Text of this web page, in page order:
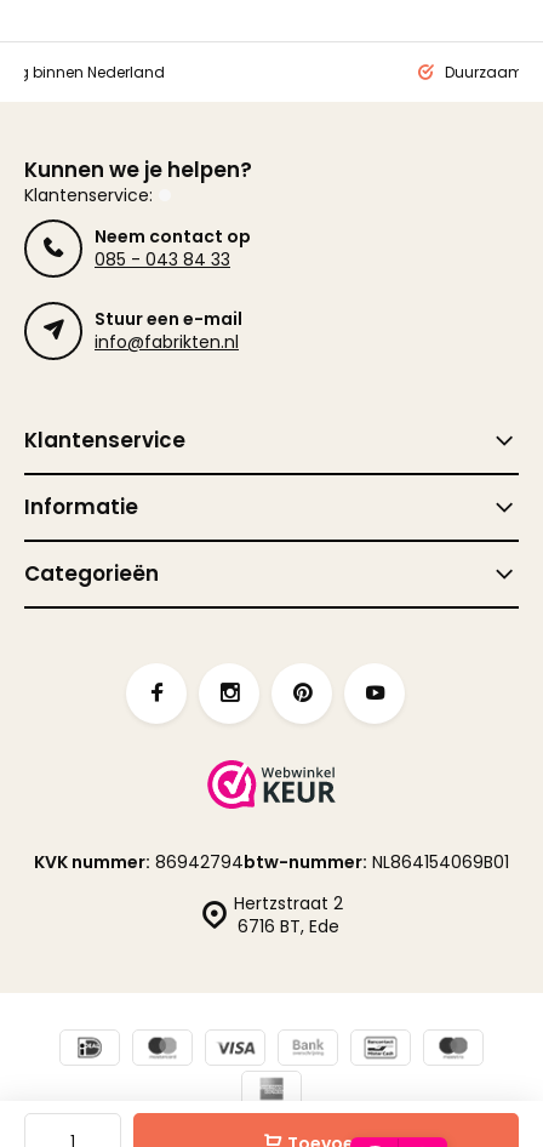
binnen Nederland Duurzaam
Kunnen we je helpen?
Klantenservice:
Neem contact op
085 - 043 84 33
Stuur een e-mail
info@fabrikten.nl
Klantenservice
Informatie
Categorieën
Hertzstraat 2
6716 BT, Ede
KVK nummer: 86942794btw-nummer: NL864154069B01